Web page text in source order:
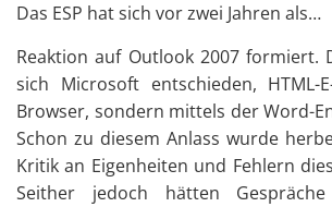
Das ESP hat sich vor zwei Jahren als…
Reaktion auf Outlook 2007 formiert.
sich Microsoft entschieden, HTML-
Browser, sondern mittels der Word-
Schon zu diesem Anlass wurde
Kritik an Eigenheiten und Fehlern
Seither jedoch hätten